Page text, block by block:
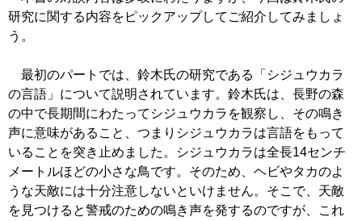
研究に関する内容をピックアップしてご紹介してみましょ
う。
最初のパートでは、鈴木氏の研究である「シジュウカラ
の言語」について説明されています。鈴木氏は、長野の森
の中で長期間にわたってシジュウカラを観察し、その鳴き
声に意味があること、つまりシジュウカラは言語をもって
いることを突き止めました。シジュウカラは全長14センチ
メートルほどの小さな鳥です。そのため、ヘビやタカのよ
うな天敵には十分注意しないといけません。そこで、天敵
を見つけると警戒のための鳴き声を発するのですが、これ